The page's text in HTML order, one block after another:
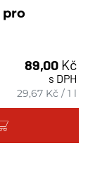
pro
89,00 Kč
s DPH
29,67 Kč /1 l